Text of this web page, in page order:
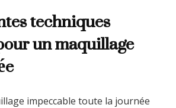
techniques
un maquillage
impeccable toute la journée